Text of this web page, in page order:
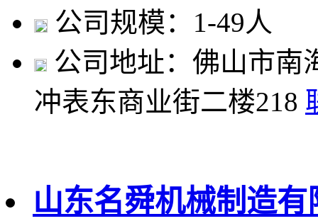
公司规模：1-49人
公司地址：佛山市南
冲表东商业街二楼218
山东名舜机械制造有